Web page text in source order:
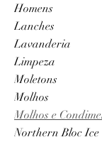
Homens
Lanches
Lavanderia
Limpeza
Moletons
Molhos
Molhos e
Northern Bloc Ice